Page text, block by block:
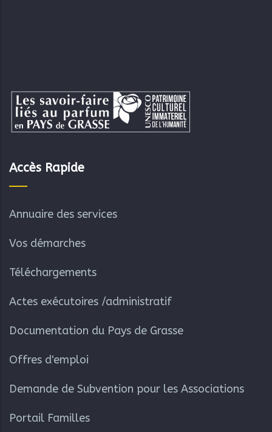
Accès Rapide
Annuaire des services
Vos démarches
Téléchargements
Actes exécutoires /administratif
Documentation du Pays de Grasse
Offres d'emploi
Demande de Subvention pour les Associations
Portail Familles